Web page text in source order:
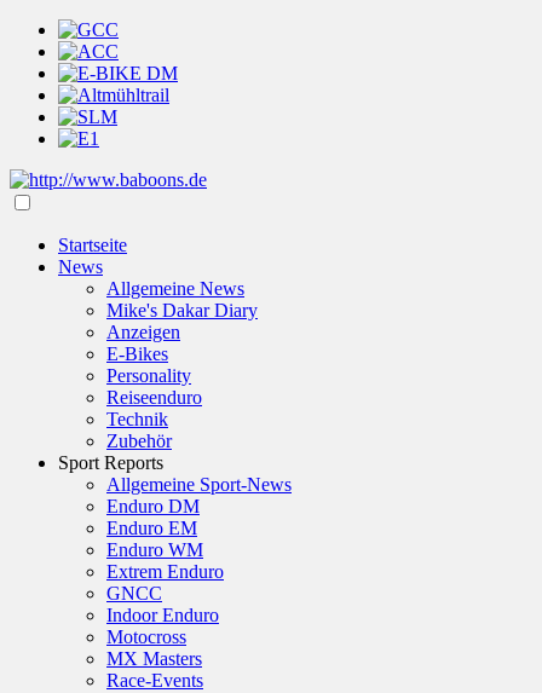
Startseite
News
Allgemeine News
Mike's Dakar Diary
Anzeigen
E-Bikes
Personality
Reiseenduro
Technik
Zubehör
Sport Reports
Allgemeine Sport-News
Enduro DM
Enduro EM
Enduro WM
Extrem Enduro
GNCC
Indoor Enduro
Motocross
MX Masters
Race-Events